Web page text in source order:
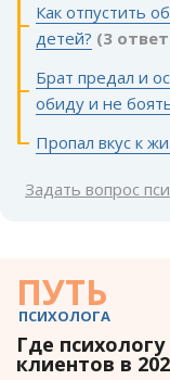
Как отпустить
детей? (3
Брат предал и
обиду и не
Пропал вкус к
Задать вопрос
ПУТЬ
ПСИХОЛОГА
Где
клиентов в